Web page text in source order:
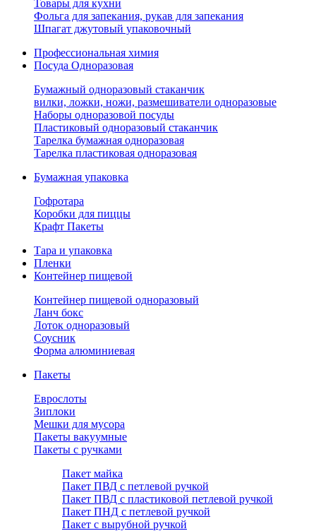
Товары для кухни
Фольга для запекания, рукав для запекания
Шпагат джутовый упаковочный
Профессиональная химия
Посуда Одноразовая
Бумажный одноразовый стаканчик
вилки, ложки, ножи, размешиватели одноразовые
Наборы одноразовой посуды
Пластиковый одноразовый стаканчик
Тарелка бумажная одноразовая
Тарелка пластиковая одноразовая
Бумажная упаковка
Гофротара
Коробки для пиццы
Крафт Пакеты
Тара и упаковка
Пленки
Контейнер пищевой
Контейнер пищевой одноразовый
Ланч бокс
Лоток одноразовый
Соусник
Форма алюминиевая
Пакеты
Еврослоты
Зиплоки
Мешки для мусора
Пакеты вакуумные
Пакеты с ручками
Пакет майка
Пакет ПВД с петлевой ручкой
Пакет ПВД с пластиковой петлевой ручкой
Пакет ПНД с петлевой ручкой
Пакет с вырубной ручкой